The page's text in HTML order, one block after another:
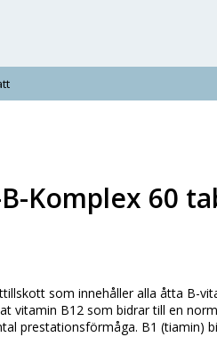
Komplex 60
som innehåller alla åtta B-
vitamin B12 som bidrar till en
prestationsförmåga. B1 (tiamin)